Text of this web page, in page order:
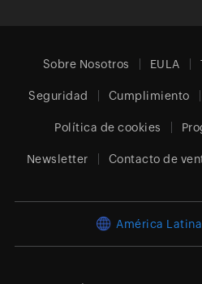
Sobre Nosotros EULA
Seguridad Cumplimiento
Política de cookies
Newsletter Contacto de
América